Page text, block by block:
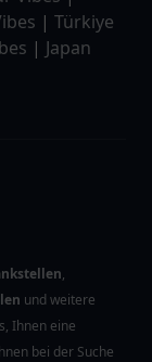
| Türkiye
| Japan
,
und weitere
Ihnen eine
bei der Suche